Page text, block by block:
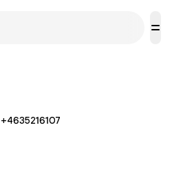
+4635216107